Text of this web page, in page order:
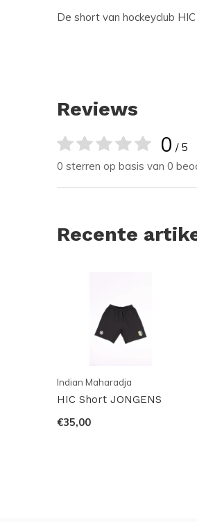
De short van hockeyclub
Reviews
0 / 5
0 sterren op basis van 0
Recente
Indian Maharadja
HIC Short JONGENS
€35,00